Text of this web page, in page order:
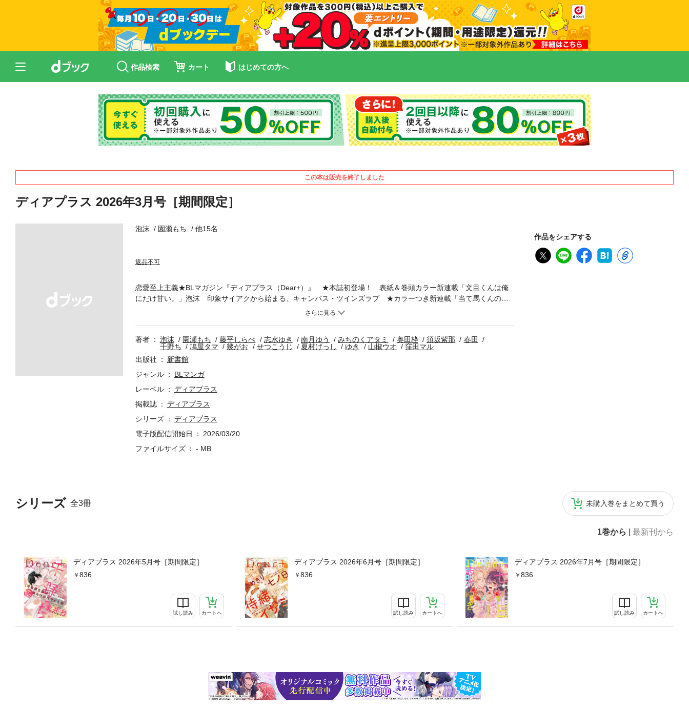
作品検索 カート はじめての方へ
この本は販売を終了しました
ディアプラス 2026年3月号［期間限定］
泡沫 園瀬もち 他15名
返品不可
作品をシェアする
シリーズ 全3冊 未購入巻をまとめて買う
1巻から 最新刊から
ディアプラス 2026年5月号［期間限定］
836
試し読み カートへ
ディアプラス 2026年6月号［期間限定］
836
試し読み カートへ
ディアプラス 2026年7月号［期間限定］
836
試し読み カートへ
恋愛至上主義★BLマガジン『ディアプラス（Dear+）』 ★本誌初登場！ 表紙＆巻頭カラー新連載「文目くんは俺
にだけ甘い。」泡沫 印象サイアクから始まる、キャンパス・ツインズラブ ★カラーつき新連載「当て馬くんの本
命くん」園瀬もち ムッツリ当て馬×ラブストーリー好きチョロインの翻弄系ピュアラブ ★カラーつき短期集中連載
枠 「君に恋するはずがない─スイート篇─」須坂紫那 「猫田くんと秘密のシェアハウス」春田 「可哀想な君は僕
だけの甘やかな傷」千野ち 「斎賀さんは恋くんを愛でたい」鳩屋タマ 「僕が恋する御園さんの秘密」幾がお
「水の縁に結ばれて」せつこうじ 「恋は夜店のなかで」夏村げっし 「恋とレイトサマーブレンド」ゆき 「スー
パー・ディスコミュニケーション」山椒ウオ ●リレーエッセイ「モエパラ☆」窪田マル ●表紙イラスト 泡沫 ※こ
ちらの作品は2026年6月13日までの期間限定配信となります※ 電子版「ディアプラス」内に掲載されている広告・情
報・価格は紙版で発行した当時のものとなります。電子版には付録は含まれていない場合がございます。プレゼン
ト・アンケート等は締め切りが過ぎているものや受付対象外のものもございますので、何卒ご了承ください。
著者 泡沫 園瀬もち 藤平しらべ 志水ゆき 南月ゆう みちのくアタミ 奥田枠 須坂紫那
春田
千野ち
鳩屋タマ 幾がお せつこうじ 夏村げっし ゆき 山椒ウオ
窪田マル
出版社
新書館
ジャンル
BLマンガ
レーベル
ディアプラス
掲載誌
ディアプラス
シリーズ
ディアプラス
電子版配信開始日
2026/03/20
ファイルサイズ
- MB